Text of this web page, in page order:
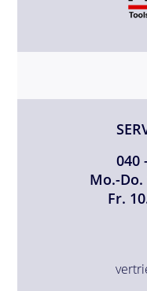
040
Mo.-Do.
Fr.